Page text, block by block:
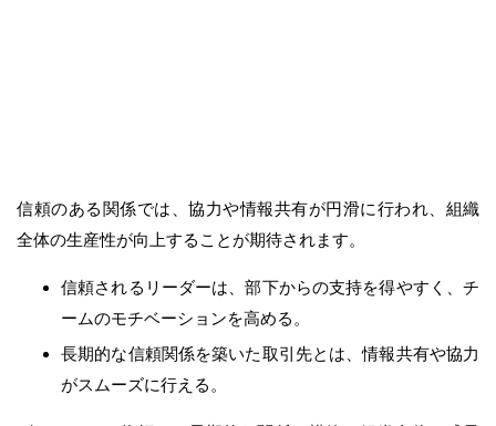
信頼のある関係では、協力や情報共有が円滑に行われ、組織
全体の生産性が向上することが期待されます。
信頼されるリーダーは、部下からの支持を得やすく、チ
ームのモチベーションを高める。
長期的な信頼関係を築いた取引先とは、情報共有や協力
がスムーズに行える。